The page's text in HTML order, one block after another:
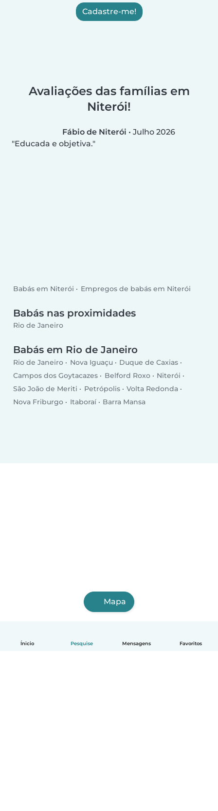
Ínicio Pesquise Mensagens Favoritos
Cadastre-me!
Avaliações das famílias em
Niterói!
Fábio de Niterói • Julho 2026
Educada e objetiva.
Babás em Niterói Empregos de babás em Niterói
Babás nas proximidades
Rio de Janeiro
Babás em Rio de Janeiro
Rio de Janeiro Nova Iguaçu
Duque de Caxias
Campos dos Goytacazes
Belford Roxo
Niterói
São João de Meriti
Petrópolis
Volta Redonda
Nova Friburgo
Itaboraí Barra Mansa
Mapa